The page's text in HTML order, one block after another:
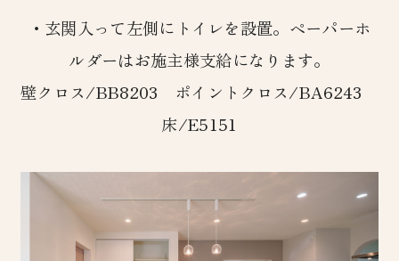
・玄関入って左側にトイレを設置。ペーパーホ
ルダーはお施主様支給になります。
壁クロス/BB8203 ポイントクロス/BA6243
床/E5151